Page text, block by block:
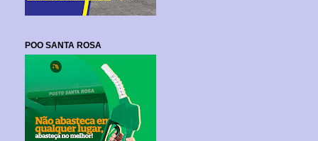
POO SANTA ROSA